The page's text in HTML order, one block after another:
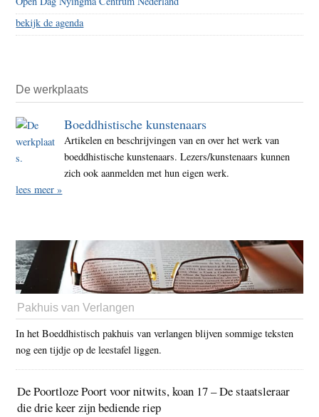
bekijk de agenda
De werkplaats
Boeddhistische kunstenaars
Artikelen en beschrijvingen van en over het werk van
boeddhistische kunstenaars. Lezers/kunstenaars kunnen
zich ook aanmelden met hun eigen werk.
lees meer »
Pakhuis van Verlangen
In het Boeddhistisch pakhuis van verlangen blijven sommige teksten
nog een tijdje op de leestafel liggen.
De Poortloze Poort voor nitwits, koan 17 – De staatsleraar
die drie keer zijn bediende riep